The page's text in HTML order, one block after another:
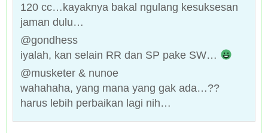
120 cc…kayaknya bakal ngulang kesuksesan
jaman dulu…
@gondhess
iyalah, kan selain RR dan SP pake SW…
@musketer & nunoe
wahahaha, yang mana yang gak ada…??
harus lebih perbaikan lagi nih…